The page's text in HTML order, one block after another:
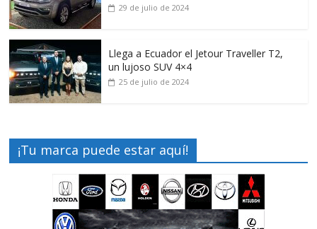
29 de julio de 2024
Llega a Ecuador el Jetour Traveller T2,
un lujoso SUV 4×4
25 de julio de 2024
¡Tu marca puede estar aquí!